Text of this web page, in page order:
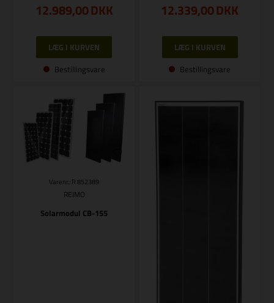
12.989,00DKK
Bestillingsvare
12.339,00DKK
Bestillingsvare
Varenr.: R 852389
REIMO
Solarmodul CB-155